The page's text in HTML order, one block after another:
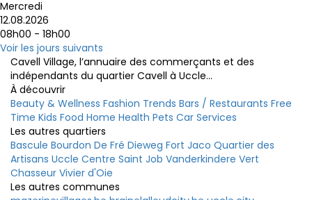
Mercredi
12.08.2026
08h00 - 18h00
Voir les jours suivants
Cavell Village, l’annuaire des commerçants et des
indépendants du quartier Cavell à Uccle...
À découvrir
Beauty & Wellness Fashion Trends Bars / Restaurants Free
Time Kids Food Home Health Pets Car Services
Les autres quartiers
Bascule Bourdon De Fré Dieweg Fort Jaco Quartier des
Artisans Uccle Centre Saint Job Vanderkindere Vert
Chasseur Vivier d'Oie
Les autres communes